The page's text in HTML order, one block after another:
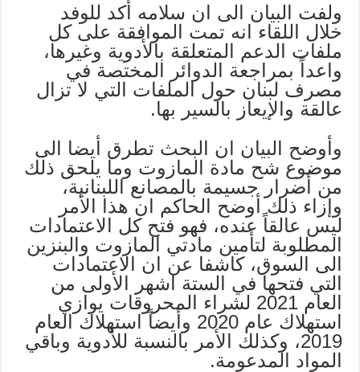
ولفت البيان الى ان سلامه أكد للوفد
خلال اللقاء انه تمت الموافقة على كل
ملفات الدعم المتعلقة بالأدوية وغيرها،
واعداً بمراجعة الدوائر المختصة في
مصرف لبنان حول الملفات التي لا تزال
عالقة والإيعاز بالسير بها.
وأوضح البيان ان البحث تطرق أيضا الى
موضوع شح مادة المازوت وما يلحق ذلك
من أضرار جسيمة بالمصانع اللبنانية،
وإزاء ذلك أوضح الحاكم ان هذا الأمر
ليس عالقاً عنده، فهو فتح كل الاعتمادات
المطلوبة لتأمين مادتي المازوت والبنزين
الى السوق، كاشفا عن ان الاعتمادات
التي فتحها في الستة اشهر الأولى من
العام 2021 لشراء المحروقات يوازي
استهلاك عام 2020 وأيضاً استهلاك العام
2019، وكذلك الأمر بالنسبة للأدوية وباقي
المواد المدعومة.